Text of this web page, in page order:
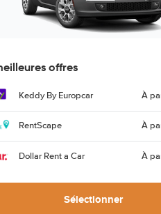
offres
Keddy By Europcar À
RentScape À
Dollar Rent a Car À
Sélectionner